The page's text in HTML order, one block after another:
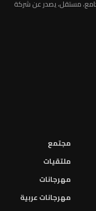
جامع، مستقل، يصدر عن شركة
مجتمع
ملتقيات
مهرجانات
مهرجانات عربية